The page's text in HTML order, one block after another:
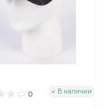
0 В наличии